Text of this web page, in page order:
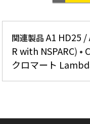
関連製品 A1 HD25 /
R with NSPARC)
クロマート